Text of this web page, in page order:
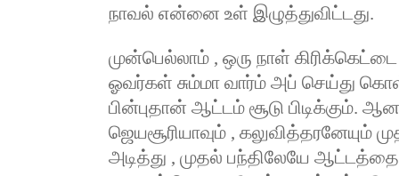
நாவல் என்னை உள் இழுத்துவிட்டது.
முன்பெல்லாம் , ஒரு நாள்
ஓவர்கள் சும்மா வார்ம் அப் செய்து
பின்புதான் ஆட்டம் சூடு பிடிக்கும்.
ஜெயசூரியாவும் , கலுவித்தரனேயும்
அடித்து , முதல் பந்திலேயே